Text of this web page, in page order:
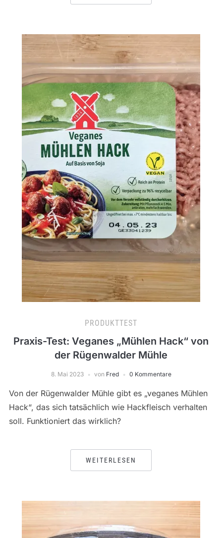
PRODUKTTEST
Praxis-Test: Veganes „Mühlen Hack“ von
der Rügenwalder Mühle
8. Mai 2023 von Fred 0 Kommentare
Von der Rügenwalder Mühle gibt es „veganes Mühlen
Hack“, das sich tatsächlich wie Hackfleisch verhalten
soll. Funktioniert das wirklich?
WEITERLESEN